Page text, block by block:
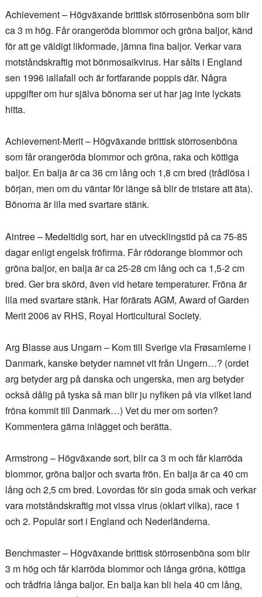
Achievement – Högväxande brittisk störrosenböna som blir
ca 3 m hög. Får orangeröda blommor och gröna baljor, känd
för att ge väldigt likformade, jämna fina baljor. Verkar vara
motståndskraftig mot bönmosaikvirus. Har sålts i England
sen 1996 iallafall och är fortfarande poppis där. Några
uppgifter om hur själva bönorna ser ut har jag inte lyckats
hitta.
Achievement-Merit – Högväxande brittisk störrosenböna
som får orangeröda blommor och gröna, raka och köttiga
baljor. En balja är ca 36 cm lång och 1,8 cm bred (trådlösa i
början, men om du väntar för länge så blir de tristare att äta).
Bönorna är lila med svartare stänk.
Aintree – Medeltidig sort, har en utvecklingstid på ca 75-85
dagar enligt engelsk fröfirma. Får rödorange blommor och
gröna baljor, en balja är ca 25-28 cm lång och ca 1,5-2 cm
bred. Ger bra skörd, även vid hetare temperaturer. Fröna är
lila med svartare stänk. Har förärats AGM, Award of Garden
Merit 2006 av RHS, Royal Horticultural Society.
Arg Blasse aus Ungarn – Kom till Sverige via Frøsamlerne i
Danmark, kanske betyder namnet vit från Ungern…? (ordet
arg betyder arg på danska och ungerska, men arg betyder
också dålig på tyska så man blir ju nyfiken på via vilket land
fröna kommit till Danmark…) Vet du mer om sorten?
Kommentera gärna inlägget och berätta.
Armstrong – Högväxande sort, blir ca 3 m och får klarröda
blommor, gröna baljor och svarta frön. En balja är ca 40 cm
lång och 2,5 cm bred. Lovordas för sin goda smak och verkar
vara motståndskraftig mot vissa virus (oklart vilka), race 1
och 2. Populär sort i England och Nederländerna.
Benchmaster – Högväxande brittisk störrosenböna som blir
3 m hög och får klarröda blommor och långa gröna, köttiga
och trådfria långa baljor. En balja kan bli hela 40 cm lång,